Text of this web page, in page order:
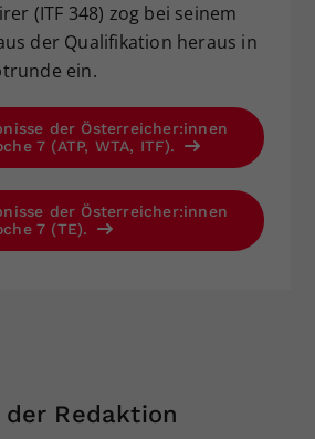
(ITF 348) zog bei seinem
der Qualifikation heraus in
ein.
der Österreicher:innen
7 (ATP, WTA, ITF).
der Österreicher:innen
7 (TE).
Redaktion